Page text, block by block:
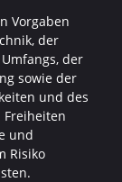
Vorgaben
der
der
sowie der
und des
Freiheiten
und
Risiko